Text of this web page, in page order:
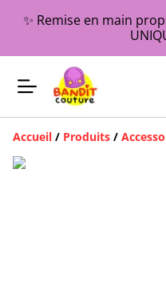
✨ Remise en main
Accueil / Produits /